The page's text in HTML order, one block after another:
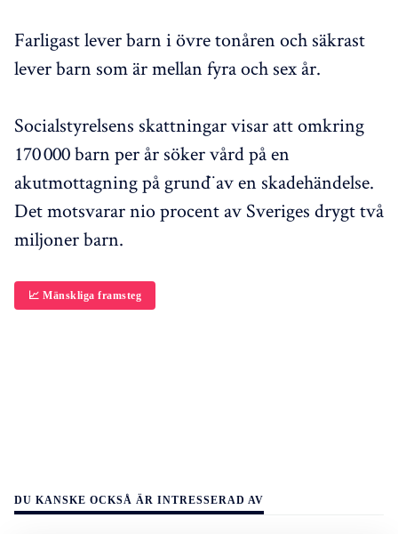
Farligast lever barn i övre tonåren och säkrast
lever barn som är mellan fyra och sex år.
Socialstyrelsens skattningar visar att omkring
170 000 barn per år söker vård på en
akutmottagning på grund ̈av en skadehändelse.
Det motsvarar nio procent av Sveriges drygt två
miljoner barn.
📈 Mänskliga framsteg
DU KANSKE OCKSÅ ÄR INTRESSERAD AV